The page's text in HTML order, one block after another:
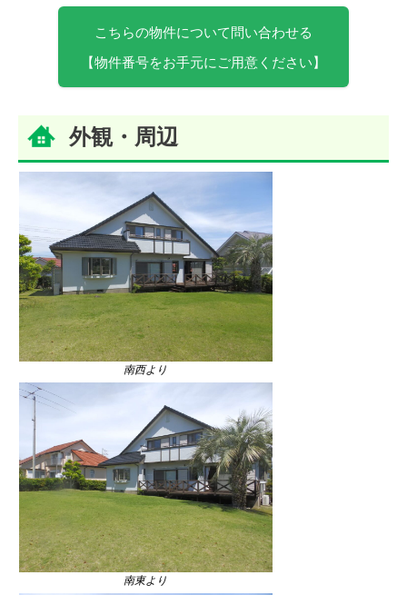
こちらの物件について問い合わせる
【物件番号をお手元にご用意ください】
外観・周辺
南西より
南東より